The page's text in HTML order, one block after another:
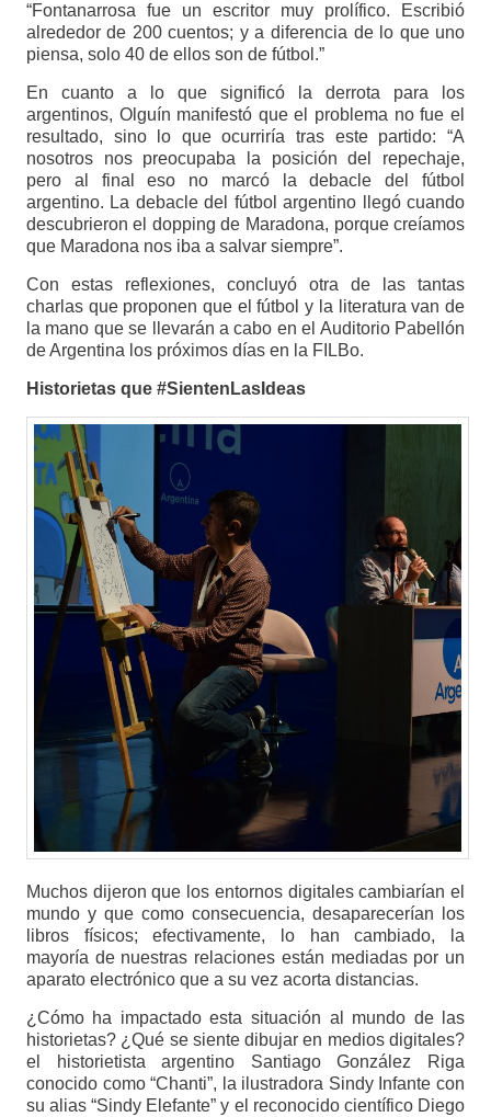
“Fontanarrosa fue un escritor muy prolífico. Escribió
alrededor de 200 cuentos; y a diferencia de lo que uno
piensa, solo 40 de ellos son de fútbol.”
En cuanto a lo que significó la derrota para los
argentinos, Olguín manifestó que el problema no fue el
resultado, sino lo que ocurriría tras este partido: “A
nosotros nos preocupaba la posición del repechaje,
pero al final eso no marcó la debacle del fútbol
argentino. La debacle del fútbol argentino llegó cuando
descubrieron el dopping de Maradona, porque creíamos
que Maradona nos iba a salvar siempre”.
Con estas reflexiones, concluyó otra de las tantas
charlas que proponen que el fútbol y la literatura van de
la mano que se llevarán a cabo en el Auditorio Pabellón
de Argentina los próximos días en la FILBo.
Historietas que #SientenLasIdeas
Muchos dijeron que los entornos digitales cambiarían el
mundo y que como consecuencia, desaparecerían los
libros físicos; efectivamente, lo han cambiado, la
mayoría de nuestras relaciones están mediadas por un
aparato electrónico que a su vez acorta distancias.
¿Cómo ha impactado esta situación al mundo de las
historietas? ¿Qué se siente dibujar en medios digitales?
el historietista argentino Santiago González Riga
conocido como “Chanti”, la ilustradora Sindy Infante con
su alias “Sindy Elefante” y el reconocido científico Diego